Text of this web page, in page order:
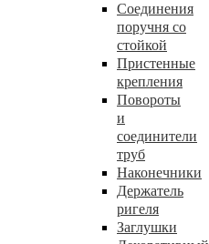
Соединения
поручня со
стойкой
Пристенные
крепления
Повороты
и
соединители
труб
Наконечники
Держатель
ригеля
Заглушки